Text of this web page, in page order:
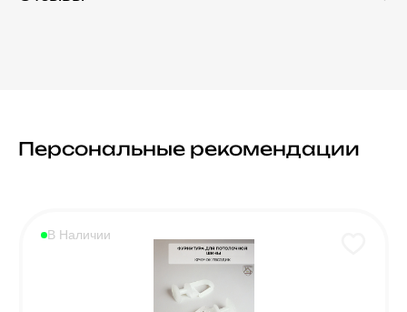
Персональные рекомендации
В Наличии